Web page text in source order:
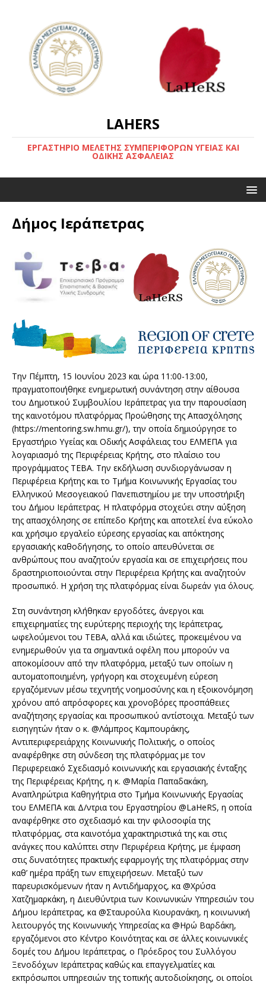
LAHERS
ΕΡΓΑΣΤΗΡΙΟ ΜΕΛΕΤΗΣ ΣΥΜΠΕΡΙΦΟΡΩΝ ΥΓΕΙΑΣ ΚΑΙ
ΟΔΙΚΗΣ ΑΣΦΑΛΕΙΑΣ
Δήμος Ιεράπετρας
Την Πέμπτη, 15 Ιουνίου 2023 και ώρα 11:00-13:00,
πραγματοποιήθηκε ενημερωτική συνάντηση στην αίθουσα
του Δημοτικού Συμβουλίου Ιεράπετρας για την παρουσίαση
της καινοτόμου πλατφόρμας Προώθησης της Απασχόλησης
(https://mentoring.sw.hmu.gr/), την οποία δημιούργησε το
Εργαστήριο Υγείας και Οδικής Ασφάλειας του ΕΛΜΕΠΑ για
λογαριασμό της Περιφέρειας Κρήτης, στο πλαίσιο του
προγράμματος ΤΕΒΑ. Την εκδήλωση συνδιοργάνωσαν η
Περιφέρεια Κρήτης και το Τμήμα Κοινωνικής Εργασίας του
Ελληνικού Μεσογειακού Πανεπιστημίου με την υποστήριξη
του Δήμου Ιεράπετρας. Η πλατφόρμα στοχεύει στην αύξηση
της απασχόλησης σε επίπεδο Κρήτης και αποτελεί ένα εύκολο
και χρήσιμο εργαλείο εύρεσης εργασίας και απόκτησης
εργασιακής καθοδήγησης, το οποίο απευθύνεται σε
ανθρώπους που αναζητούν εργασία και σε επιχειρήσεις που
δραστηριοποιούνται στην Περιφέρεια Κρήτης και αναζητούν
προσωπικό. Η χρήση της πλατφόρμας είναι δωρεάν για όλους.
Στη συνάντηση κλήθηκαν εργοδότες, άνεργοι και
επιχειρηματίες της ευρύτερης περιοχής της Ιεράπετρας,
ωφελούμενοι του ΤΕΒΑ, αλλά και ιδιώτες, προκειμένου να
ενημερωθούν για τα σημαντικά οφέλη που μπορούν να
αποκομίσουν από την πλατφόρμα, μεταξύ των οποίων η
αυτοματοποιημένη, γρήγορη και στοχευμένη εύρεση
εργαζόμενων μέσω τεχνητής νοημοσύνης και η εξοικονόμηση
χρόνου από απρόσφορες και χρονοβόρες προσπάθειες
αναζήτησης εργασίας και προσωπικού αντίστοιχα. Μεταξύ των
εισηγητών ήταν ο κ. @Λάμπρος Καμπουράκης,
Αντιπεριφερειάρχης Κοινωνικής Πολιτικής, ο οποίος
αναφέρθηκε στη σύνδεση της πλατφόρμας με τον
Περιφερειακό Σχεδιασμό κοινωνικής και εργασιακής ένταξης
της Περιφέρειας Κρήτης, η κ. @Μαρία Παπαδακάκη,
Αναπληρώτρια Καθηγήτρια στο Τμήμα Κοινωνικής Εργασίας
του ΕΛΜΕΠΑ και Δ/ντρια του Εργαστηρίου @LaHeRS, η οποία
αναφέρθηκε στο σχεδιασμό και την φιλοσοφία της
πλατφόρμας, στα καινοτόμα χαρακτηριστικά της και στις
ανάγκες που καλύπτει στην Περιφέρεια Κρήτης, με έμφαση
στις δυνατότητες πρακτικής εφαρμογής της πλατφόρμας στην
καθ’ ημέρα πράξη των επιχειρήσεων. Μεταξύ των
παρευρισκόμενων ήταν η Αντιδήμαρχος, κα @Χρύσα
Χατζημαρκάκη, η Διευθύντρια των Κοινωνικών Υπηρεσιών του
Δήμου Ιεράπετρας, κα @Σταυρούλα Κιουρανάκη, η κοινωνική
λειτουργός της Κοινωνικής Υπηρεσίας κα @Ηρώ Βαρδάκη,
εργαζόμενοι στο Κέντρο Κοινότητας και σε άλλες κοινωνικές
δομές του Δήμου Ιεράπετρας, ο Πρόεδρος του Συλλόγου
Ξενοδόχων Ιεράπετρας καθώς και επαγγελματίες και
εκπρόσωποι υπηρεσιών της τοπικής αυτοδιοίκησης, οι οποίοι